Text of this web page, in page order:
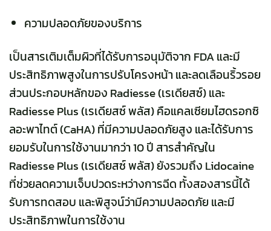
ความปลอดภัยของบริการ
เป็นสารเติมเต็มผิวที่ได้รับการอนุมัติจาก FDA และมี
ประสิทธิภาพสูงในการปรับโครงหน้า และลดเลือนริ้วรอย
ส่วนประกอบหลักของ Radiesse (เรเดียสซ์)และ
Radiesse Plus (เรเดียสซ์ พลัส)คือแคลเซียมไฮดรอกซิ
ลอะพาไทต์ (CaHA) ที่มีความปลอดภัยสูง และได้รับการ
ยอมรับในการใช้งานมากว่า 10 ปี สารสำคัญใน
Radiesse Plus (เรเดียสซ์ พลัส)ยังรวมถึง Lidocaine
ที่ช่วยลดความเจ็บปวดระหว่างการฉีด ทั้งสองสารนี้ได้
รับการทดสอบ และพิสูจน์ว่ามีความปลอดภัย และมี
ประสิทธิภาพในการใช้งาน